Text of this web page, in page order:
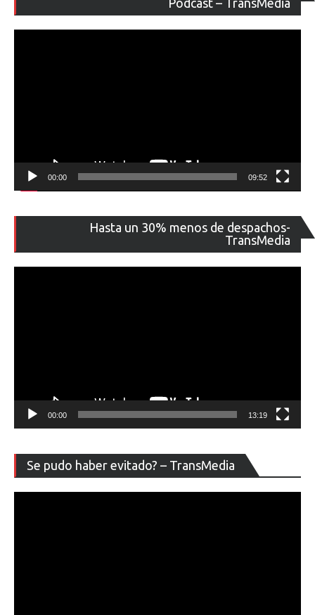
00:00 09:52
Hasta un 30% menos de despachos-
TransMedia
de
00:00 13:19
Se pudo haber evitado? – TransMedia
de